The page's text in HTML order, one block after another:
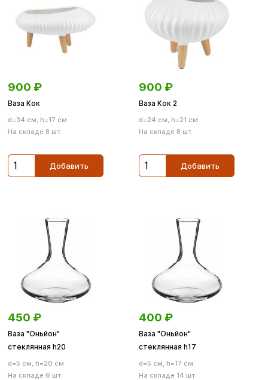
900 ₽
Ваза Кок
d=34 см, h=17 см
На складе 8 шт.
Добавить
900 ₽
Ваза Кок 2
d=24 см, h=21 см
На складе 8 шт.
Добавить
450 ₽
Ваза "Оньйон"
стеклянная h20
d=5 см, h=20 см
На складе 6 шт.
400 ₽
Ваза "Оньйон"
стеклянная h17
d=5 см, h=17 см
На складе 14 шт.